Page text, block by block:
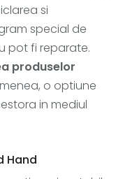
si
special de
pot fi reparate.
produselor
o optiune
in mediul
Hand